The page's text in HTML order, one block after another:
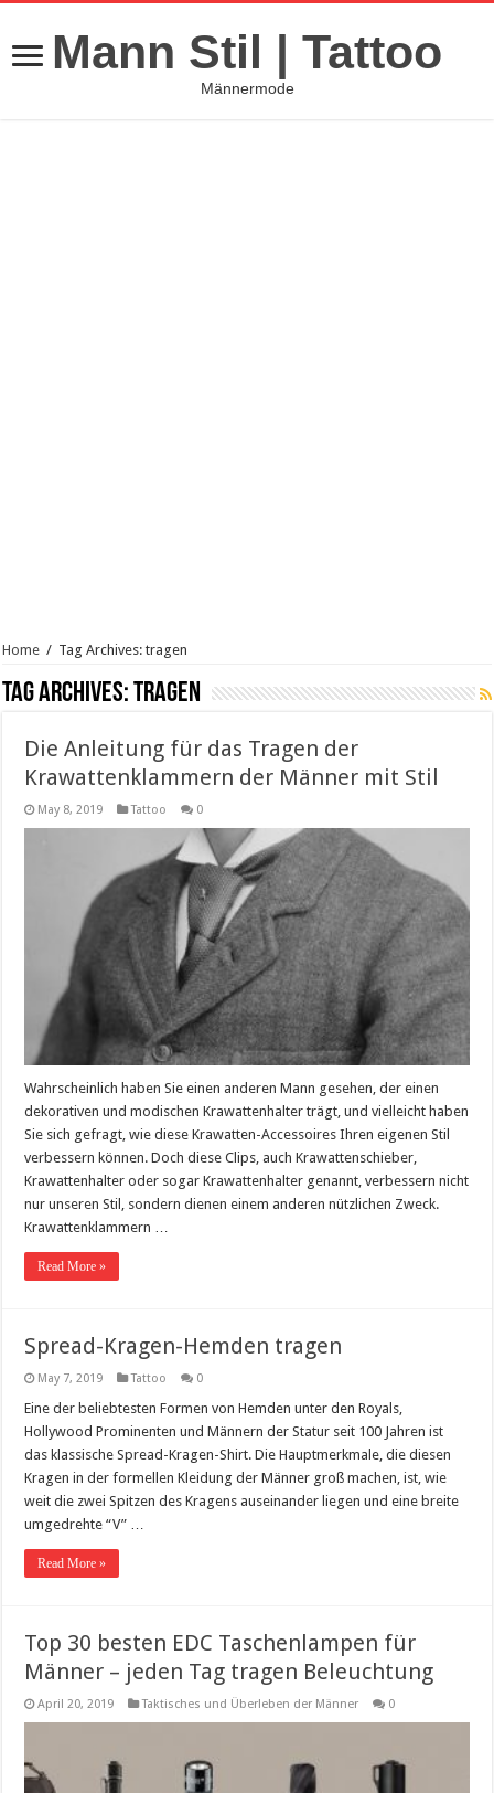
Mann Stil | Tattoo
Männermode
Home / Tag Archives: tragen
Tag Archives:tragen
Die Anleitung für das Tragen der
Krawattenklammern der Männer mit Stil
May 8, 2019 Tattoo 0
Wahrscheinlich haben Sie einen anderen Mann gesehen, der einen
dekorativen und modischen Krawattenhalter trägt, und vielleicht haben
Sie sich gefragt, wie diese Krawatten-Accessoires Ihren eigenen Stil
verbessern können. Doch diese Clips, auch Krawattenschieber,
Krawattenhalter oder sogar Krawattenhalter genannt, verbessern nicht
nur unseren Stil, sondern dienen einem anderen nützlichen Zweck.
Krawattenklammern …
Read More »
Spread-Kragen-Hemden tragen
May 7, 2019 Tattoo 0
Eine der beliebtesten Formen von Hemden unter den Royals,
Hollywood Prominenten und Männern der Statur seit 100 Jahren ist
das klassische Spread-Kragen-Shirt. Die Hauptmerkmale, die diesen
Kragen in der formellen Kleidung der Männer groß machen, ist, wie
weit die zwei Spitzen des Kragens auseinander liegen und eine breite
umgedrehte “V” …
Read More »
Top 30 besten EDC Taschenlampen für
Männer – jeden Tag tragen Beleuchtung
April 20, 2019 Taktisches und Überleben der Männer 0